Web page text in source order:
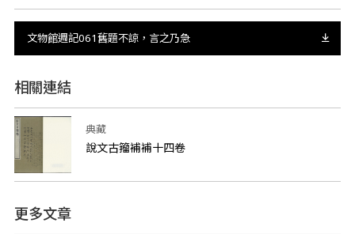
文物館週記061舊題不諒，言之乃急
相關連結
典藏
說文古籀補補十四卷
更多文章